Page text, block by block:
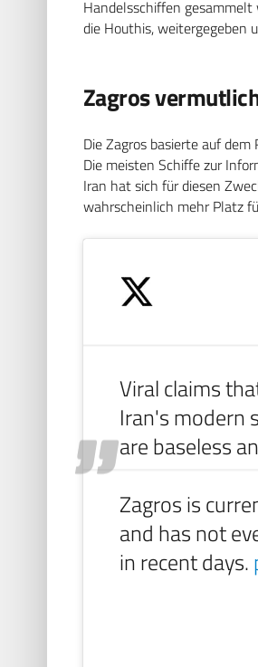
Handelsschiffen
die Houthis, weitergegeben
Zagros
Die Zagros basierte auf
Die meisten Schiffe zur
Iran hat sich für diesen
wahrscheinlich mehr Platz
Viral claims
Iran's modern
are baseless
Zagros is
and has not
in recent days.